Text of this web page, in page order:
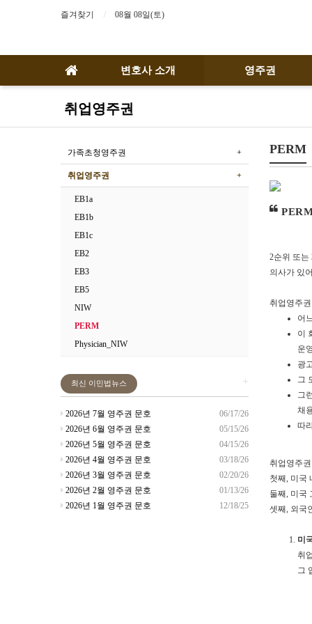
즐겨찾기 08월 08일(토)
변호사 소개 영주권
취업영주권
PERM
2순위 또는
의사가 있
취업영주
어
이
운
광
그
그
채
따
취업영주
첫째, 미국
둘째, 미국
셋째, 외국
미
취
그
가족초청영주권
취업영주권
EB1a
EB1b
EB1c
EB2
EB3
EB5
NIW
PERM
Physician_NIW
+
최신 이민법뉴스
06/17/26
2026년 7월 영주권 문호
05/15/26
2026년 6월 영주권 문호
04/15/26
2026년 5월 영주권 문호
03/18/26
2026년 4월 영주권 문호
02/20/26
2026년 3월 영주권 문호
01/13/26
2026년 2월 영주권 문호
12/18/25
2026년 1월 영주권 문호